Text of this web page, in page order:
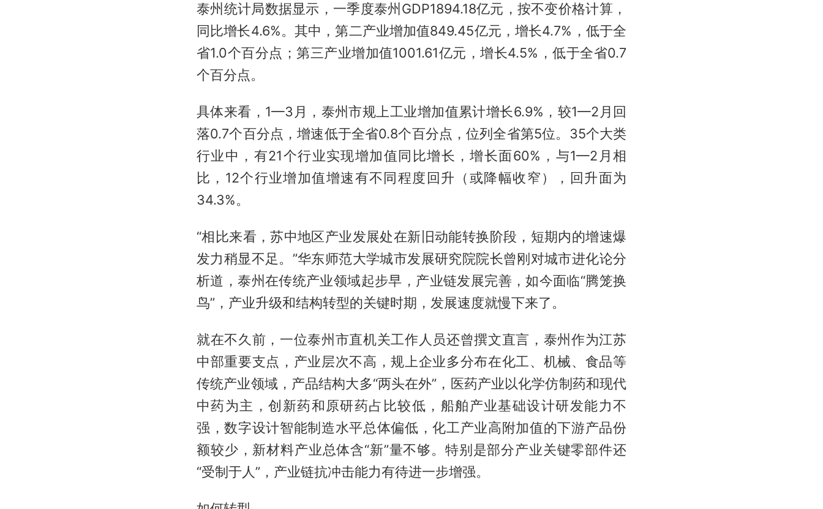
泰州统计局数据显示，一季度泰州GDP1894.18亿元，按不变价格计算，
同比增长4.6%。其中，第二产业增加值849.45亿元，增长4.7%，低于全
省1.0个百分点；第三产业增加值1001.61亿元，增长4.5%，低于全省0.7
个百分点。
具体来看，1—3月，泰州市规上工业增加值累计增长6.9%，较1—2月回
落0.7个百分点，增速低于全省0.8个百分点，位列全省第5位。35个大类
行业中，有21个行业实现增加值同比增长，增长面60%，与1—2月相
比，12个行业增加值增速有不同程度回升（或降幅收窄），回升面为
34.3%。
“相比来看，苏中地区产业发展处在新旧动能转换阶段，短期内的增速爆
发力稍显不足。”华东师范大学城市发展研究院院长曾刚对城市进化论分
析道，泰州在传统产业领域起步早，产业链发展完善，如今面临“腾笼换
鸟”，产业升级和结构转型的关键时期，发展速度就慢下来了。
就在不久前，一位泰州市直机关工作人员还曾撰文直言，泰州作为江苏
中部重要支点，产业层次不高，规上企业多分布在化工、机械、食品等
传统产业领域，产品结构大多“两头在外”，医药产业以化学仿制药和现代
中药为主，创新药和原研药占比较低，船舶产业基础设计研发能力不
强，数字设计智能制造水平总体偏低，化工产业高附加值的下游产品份
额较少，新材料产业总体含“新”量不够。特别是部分产业关键零部件还
“受制于人”，产业链抗冲击能力有待进一步增强。